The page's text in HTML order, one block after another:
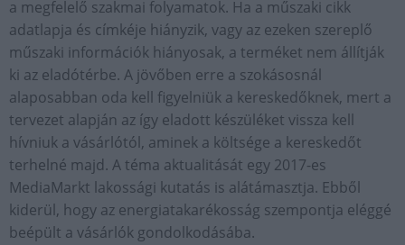
a megfelelő szakmai folyamatok. Ha a műszaki cikk
adatlapja és címkéje hiányzik, vagy az ezeken szereplő
műszaki információk hiányosak, a terméket nem állítják
ki az eladótérbe. A jövőben erre a szokásosnál
alaposabban oda kell figyelniük a kereskedőknek, mert a
tervezet alapján az így eladott készüléket vissza kell
hívniuk a vásárlótól, aminek a költsége a kereskedőt
terhelné majd. A téma aktualitását egy 2017-es
MediaMarkt lakossági kutatás is alátámasztja. Ebből
kiderül, hogy az energiatakarékosság szempontja eléggé
beépült a vásárlók gondolkodásába.